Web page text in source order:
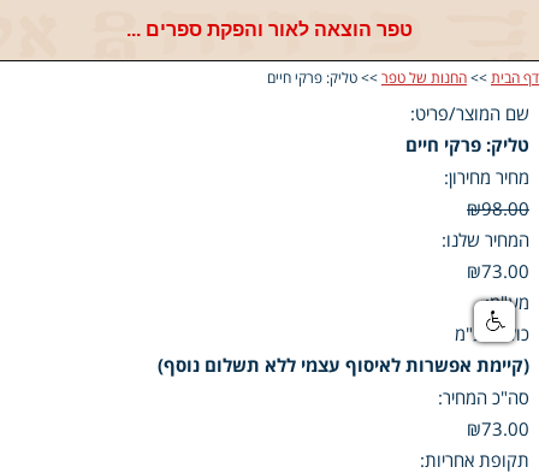
טפר הוצאה לאור והפקת ספרים ...
דף הבית >> החנות של טפר >> טליק: פרקי חיים
שם המוצר/פריט:
טליק: פרקי חיים
מחיר מחירון:
₪98.00
המחיר שלנו:
₪73.00
מע"מ:
כולל מע"מ
(קיימת אפשרות לאיסוף עצמי ללא תשלום נוסף)
סה"כ המחיר:
₪73.00
תקופת אחריות: